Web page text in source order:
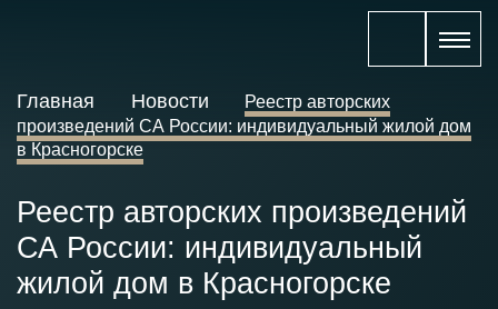
Главная Новости
Реестр авторских
произведений СА России: индивидуальный жилой дом
в Красногорске
Реестр авторских произведений
СА России: индивидуальный
жилой дом в Красногорске